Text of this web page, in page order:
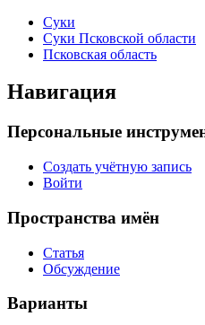
Суки
Суки Псковской области
Псковская область
Навигация
Персональные
Создать учётную запись
Войти
Пространства имён
Статья
Обсуждение
Варианты